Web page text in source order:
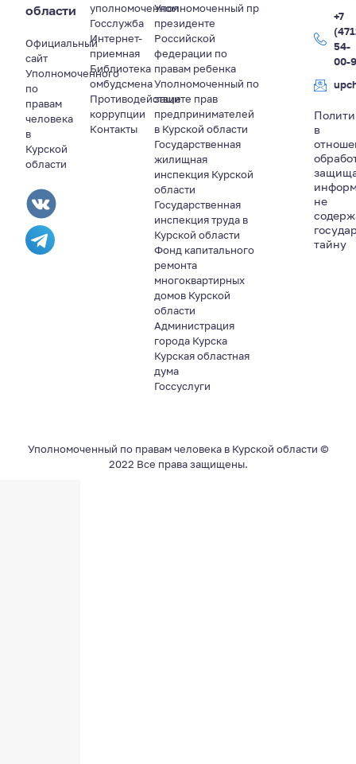
области
Официальный
сайт
Уполномоченного
по
правам
человека
в
Курской
области
уполномоченном
Госслужба
Интернет-
приемная
Библиотека
омбудсмена
Противодействие
коррупции
Контакты
Уполномоченный пр
президенте
Российской
федерации по
правам ребенка
Уполномоченный по
защите прав
предпринимателей
в Курской области
Государственная
жилищная
инспекция Курской
области
Государственная
инспекция труда в
Курской области
Фонд капитального
ремонта
многоквартирных
домов Курской
области
Администрация
города Курска
Курская областная
дума
Госсуслуги
+7
54-
00-
в
не
тайну
Уполномоченный по правам человека в Курской области ©
2022 Все права защищены.